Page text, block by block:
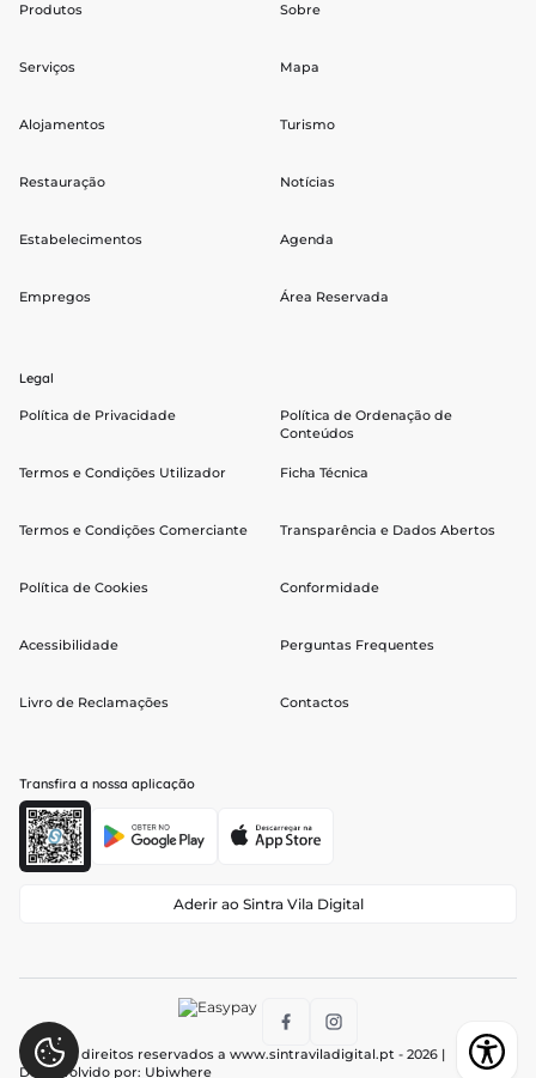
Produtos
Serviços
Alojamentos
Restauração
Estabelecimentos
Empregos
Sobre
Mapa
Turismo
Notícias
Agenda
Área Reservada
Legal
Política de Privacidade
Termos e Condições Utilizador
Termos e Condições Comerciante
Política de Cookies
Acessibilidade
Livro de Reclamações
Política de Ordenação de
Conteúdos
Ficha Técnica
Transparência e Dados Abertos
Conformidade
Perguntas Frequentes
Contactos
Transfira a nossa aplicação
Aderir ao Sintra Vila Digital
Todos os direitos reservados a www.sintraviladigital.pt - 2026 |
Desenvolvido por: Ubiwhere